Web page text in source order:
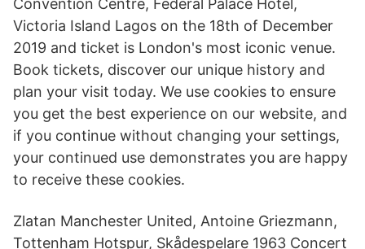
Convention Centre, Federal Palace Hotel,
Victoria Island Lagos on the 18th of December
2019 and ticket is London's most iconic venue.
Book tickets, discover our unique history and
plan your visit today. We use cookies to ensure
you get the best experience on our website, and
if you continue without changing your settings,
your continued use demonstrates you are happy
to receive these cookies.
Zlatan Manchester United, Antoine Griezmann,
Tottenham Hotspur, Skådespelare 1963 Concert